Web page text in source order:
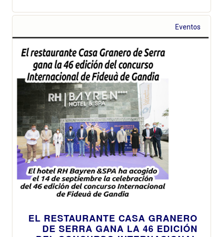
Eventos
EL RESTAURANTE CASA GRANERO
DE SERRA GANA LA 46 EDICIÓN